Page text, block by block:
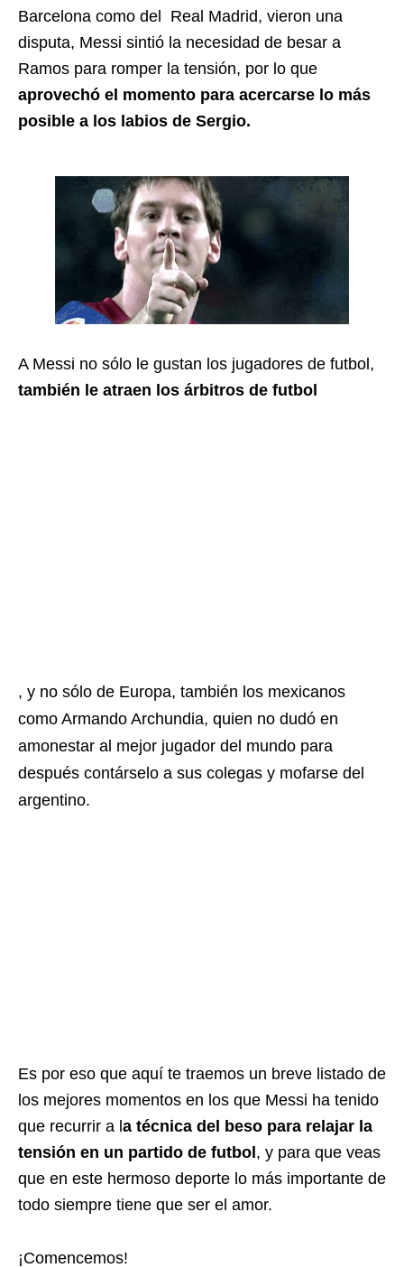
Barcelona como del Real Madrid, vieron una
disputa, Messi sintió la necesidad de besar a
Ramos para romper la tensión, por lo que
aprovechó el momento para acercarse lo más
posible a los labios de Sergio.
A Messi no sólo le gustan los jugadores de futbol,
también le atraen los árbitros de futbol
, y no sólo de Europa, también los mexicanos
como Armando Archundia, quien no dudó en
amonestar al mejor jugador del mundo para
después contárselo a sus colegas y mofarse del
argentino.
Es por eso que aquí te traemos un breve listado de
los mejores momentos en los que Messi ha tenido
que recurrir a la técnica del beso para relajar la
tensión en un partido de futbol, y para que veas
que en este hermoso deporte lo más importante de
todo siempre tiene que ser el amor.
¡Comencemos!